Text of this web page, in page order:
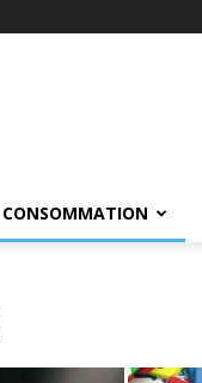
CONSOMMATION